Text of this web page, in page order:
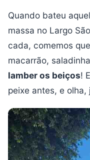
Quando bateu
massa no Largo
cada, comemos
macarrão,
lamber os beiços!
peixe antes, e